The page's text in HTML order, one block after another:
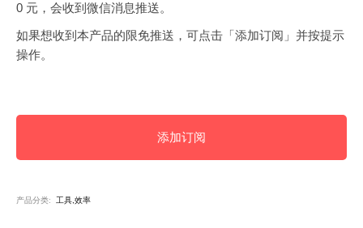
0 元，会收到微信消息推送。
如果想收到本产品的限免推送，可点击「添加订阅」并按提示
操作。
添加订阅
产品分类: 工具,效率